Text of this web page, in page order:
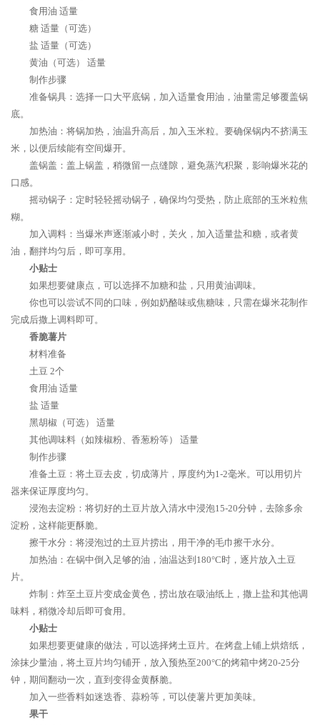
食用油 适量
糖 适量（可选）
盐 适量（可选）
黄油（可选） 适量
制作步骤
准备锅具：选择一口大平底锅，加入适量食用油，油量需足够覆盖锅
底。
加热油：将锅加热，油温升高后，加入玉米粒。要确保锅内不挤满玉
米，以便后续能有空间爆开。
盖锅盖：盖上锅盖，稍微留一点缝隙，避免蒸汽积聚，影响爆米花的
口感。
摇动锅子：定时轻轻摇动锅子，确保均匀受热，防止底部的玉米粒焦
糊。
加入调料：当爆米声逐渐减小时，关火，加入适量盐和糖，或者黄
油，翻拌均匀后，即可享用。
小贴士
如果想要健康点，可以选择不加糖和盐，只用黄油调味。
你也可以尝试不同的口味，例如奶酪味或焦糖味，只需在爆米花制作
完成后撒上调料即可。
香脆薯片
材料准备
土豆 2个
食用油 适量
盐 适量
黑胡椒（可选） 适量
其他调味料（如辣椒粉、香葱粉等） 适量
制作步骤
准备土豆：将土豆去皮，切成薄片，厚度约为1-2毫米。可以用切片
器来保证厚度均匀。
浸泡去淀粉：将切好的土豆片放入清水中浸泡15-20分钟，去除多余
淀粉，这样能更酥脆。
擦干水分：将浸泡过的土豆片捞出，用干净的毛巾擦干水分。
加热油：在锅中倒入足够的油，油温达到180°C时，逐片放入土豆
片。
炸制：炸至土豆片变成金黄色，捞出放在吸油纸上，撒上盐和其他调
味料，稍微冷却后即可食用。
小贴士
如果想要更健康的做法，可以选择烤土豆片。在烤盘上铺上烘焙纸，
涂抹少量油，将土豆片均匀铺开，放入预热至200°C的烤箱中烤20-25分
钟，期间翻动一次，直到变得金黄酥脆。
加入一些香料如迷迭香、蒜粉等，可以使薯片更加美味。
果干